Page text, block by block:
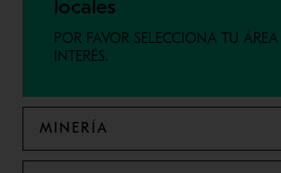
locales
POR FAVOR SELECCIONA TU
INTERÉS.
MINERÍA